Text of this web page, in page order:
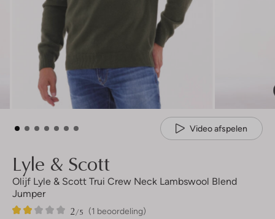
Video afspelen
Lyle & Scott
Olijf Lyle & Scott Trui Crew Neck Lambswool Blend
Jumper
(1 beoordeling)
2/5
1
2